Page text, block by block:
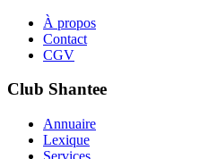
À propos
Contact
CGV
Club Shantee
Annuaire
Lexique